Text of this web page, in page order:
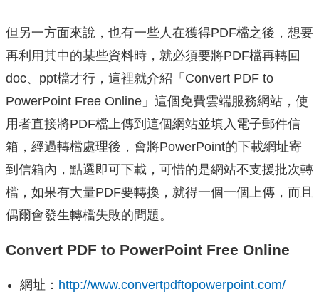
但另一方面來說，也有一些人在獲得PDF檔之後，想要
再利用其中的某些資料時，就必須要將PDF檔再轉回
doc、ppt檔才行，這裡就介紹「Convert PDF to
PowerPoint Free Online」這個免費雲端服務網站，使
用者直接將PDF檔上傳到這個網站並填入電子郵件信
箱，經過轉檔處理後，會將PowerPoint的下載網址寄
到信箱內，點選即可下載，可惜的是網站不支援批次轉
檔，如果有大量PDF要轉換，就得一個一個上傳，而且
偶爾會發生轉檔失敗的問題。
Convert PDF to PowerPoint Free Online
網址： http://www.convertpdftopowerpoint.com/